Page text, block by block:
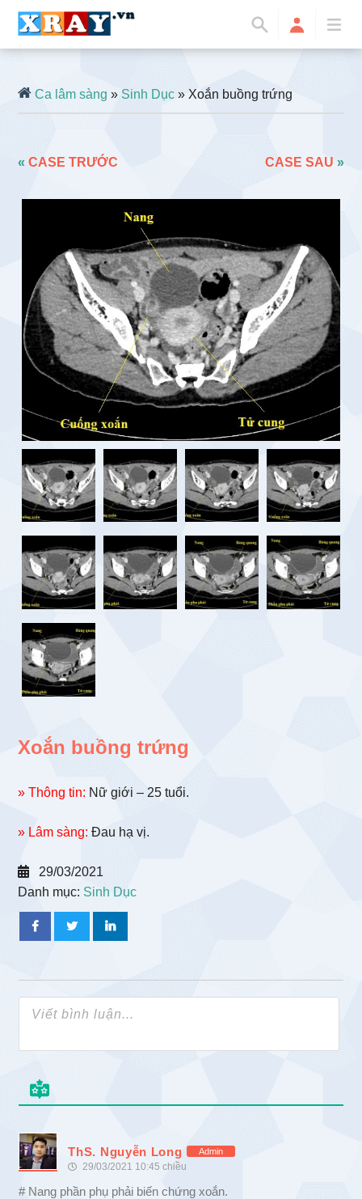
Ca lâm sàng »Sinh Dục » Xoắn buồng trứng
«CASE TRƯỚC CASE SAU »
Xoắn buồng trứng
» Thông tin: Nữ giới – 25 tuổi.
» Lâm sàng: Đau hạ vị.
29/03/2021
Danh mục: Sinh Dục
ThS. Nguyễn Long Admin
29/03/2021 10:45 chiều
# Nang phần phụ phải biến chứng xoắn.